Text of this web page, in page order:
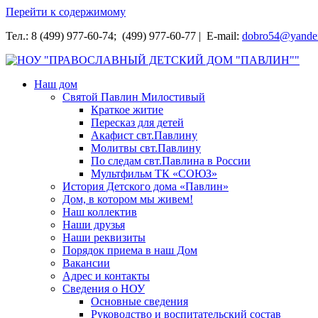
Перейти к содержимому
Тел.: 8 (499) 977-60-74; (499) 977-60-77 | E-mail:
НОУ "ПРАВОСЛАВНЫЙ ДЕТСКИЙ ДОМ "ПАВЛИН""
Наш дом
Святой Павлин Милостивый
Краткое житие
Пересказ для детей
Акафист свт.Павлину
Молитвы свт.Павлину
По следам свт.Павлина в России
Мультфильм ТК «СОЮЗ»
История Детского дома «Павлин»
Дом, в котором мы живем!
Наш коллектив
Наши друзья
Наши реквизиты
Порядок приема в наш Дом
Вакансии
Адрес и контакты
Сведения о НОУ
Основные сведения
Руководство и воспитательский состав